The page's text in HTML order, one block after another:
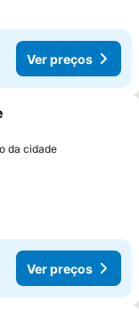
Ver preços
favoritos
da cidade
Ver preços